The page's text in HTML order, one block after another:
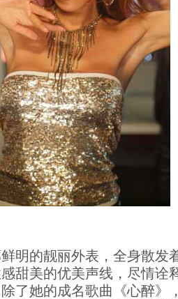
的靓丽外表，全身散发
甜美的优美声线，尽情诠
了她的成名歌曲《心醉》